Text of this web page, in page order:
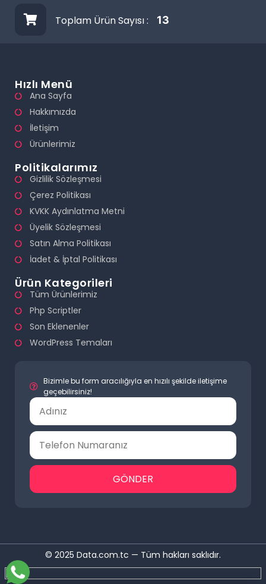
Toplam Ürün Sayısı : 13
Hızlı Menü
Ana Sayfa
Hakkımızda
İletişim
Ürünlerimiz
Politikalarımız
Gizlilik Sözleşmesi
Çerez Politikası
KVKK Aydınlatma Metni
Üyelik Sözleşmesi
Satın Alma Politikası
İadet & İptal Politikası
Ürün Kategorileri
Tüm Ürünlerimiz
Php Scriptler
Son Eklenenler
WordPress Temaları
Bizimle bu form aracılığıyla en hızılı şekilde iletişime
geçebilirsiniz!
GÖNDER
© 2025 Data.com.tc — Tüm hakları saklıdır.